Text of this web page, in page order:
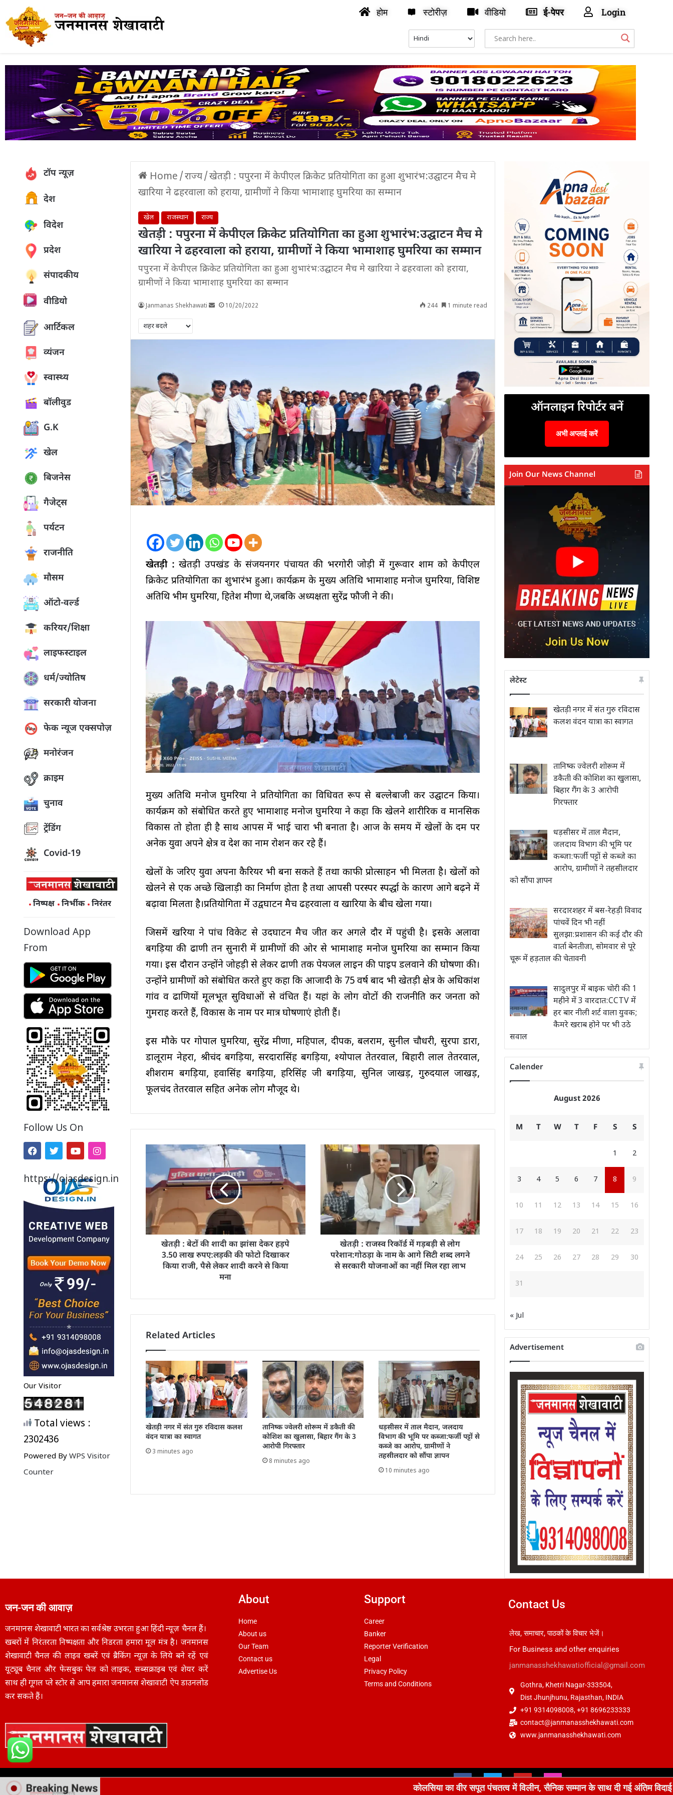
होम स्टोरीज़ वीडियो ई-पेपर Login
टॉप न्यूज़
देश
विदेश
प्रदेश
संपादकीय
वीडियो
आर्टिकल
व्यंजन
स्वास्थ्य
बॉलीवुड
G.K
खेल
बिजनेस
गैजेट्स
पर्यटन
राजनीति
मौसम
ऑटो-वर्ल्ड
करियर/शिक्षा
लाइफस्टाइल
धर्म/ज्योतिष
सरकारी योजना
फेक न्यूज एक्सपोज़
मनोरंजन
क्राइम
चुनाव
ट्रेंडिंग
Covid-19
निष्पक्ष निर्भीक निरंतर
Download App
From
Follow Us On
https://ojasdesign.in
Our Visitor
Total views :
2302436
Powered By WPS Visitor
Counter
Home /राज्य/खेतड़ी : पपुरना में केपीएल क्रिकेट प्रतियोगिता का हुआ शुभारंभ:उद्घाटन मैच मे
खारिया ने ढहरवाला को हराया, ग्रामीणों ने किया भामाशाह घुमरिया का सम्मान
खेल राजस्थान राज्य
खेतड़ी : पपुरना में केपीएल क्रिकेट प्रतियोगिता का हुआ शुभारंभ:उद्घाटन मैच मे
खारिया ने ढहरवाला को हराया, ग्रामीणों ने किया भामाशाह घुमरिया का सम्मान
पपुरना में केपीएल क्रिकेट प्रतियोगिता का हुआ शुभारंभ:उद्घाटन मैच मे खारिया ने ढहरवाला को हराया,
ग्रामीणों ने किया भामाशाह घुमरिया का सम्मान
Janmanas Shekhawati 10/20/2022 244 1 minute read
खेतड़ी : खेतड़ी उपखंड के संजयनगर पंचायत की भरगोरी जोड़ी में गुरूवार शाम को केपीएल
क्रिकेट प्रतियोगिता का शुभारंभ हुआ। कार्यक्रम के मुख्य अतिथि भामाशाह मनोज घुमरिया, विशिष्ट
अतिथि भीम घुमरिया, हितेश मीणा थे,जबकि अध्यक्षता सुरेंद्र फौजी ने की।
मुख्य अतिथि मनोज घुमरिया ने प्रतियोगिता का विधिवत रूप से बल्लेबाजी कर उद्घाटन किया।
कार्यक्रम को संबोधित करते हुए भामाशाह मनोज घुमरिया ने कहा कि खेलने शारीरिक व मानसिक
विकास तो होता ही है साथ आपस में भाई चारा भी बनाता है। आज के समय में खेलों के दम पर
अनेक युवा अपने क्षेत्र व देश का नाम रोशन कर रहे हैं।
खेलों के जरिए युवा अपना कैरियर भी बना सकते हैं तथा काफी प्रोत्साहन भी मिलता है। खेलों को
खेलने से एक अच्छे खिलाड़ी का निर्माण होता है तथा आपसी परस्पर स्पर्द्धा के कारण आगे बढ़ने में
बढ़ावा मिलता है।प्रतियोगिता में उद्वघाटन मैच ढहरवाला व खारिया के बीच खेला गया।
जिसमें खरिया ने पांच विकेट से उदघाटन मैच जीत कर अगले दौर में पहुंची है। इसके अलावा
बगड़िया की ढाणी तन सुनारी में ग्रामीणों की ओर से भामाशाह मनोज घुमरिया का सम्मान किया
गया। इस दौरान उन्होंने जोहड़ी से लेकर ढाणी तक पेयजल लाइन की पाइप डलवाने की घोषणा की।
उन्होंने ग्रामीणों को संबोधित करते हुए कहा कि आजादी के 75 वर्ष बाद भी खेतड़ी क्षेत्र के अधिकांश
गांव व ढाणियों मूलभूत सुविधाओं से वंचित हैं। यहां के लोग वोटों की राजनीति कर जनता को
गुमराह करते हैं, विकास के नाम पर मात्र घोषणाएं होती हैं।
इस मौके पर गोपाल घुमरिया, सुरेंद्र मीणा, महिपाल, दीपक, बलराम, सुनील चौधरी, सुरपा डारा,
डालूराम नेहरा, श्रीचंद बगड़िया, सरदारासिंह बगड़िया, श्योपाल तेतरवाल, बिहारी लाल तेतरवाल,
शीशराम बगड़िया, हवासिंह बगड़िया, हरिसिंह जी बगड़िया, सुनिल जाखड़, गुरुदयाल जाखड़,
फूलचंद तेतरवाल सहित अनेक लोग मौजूद थे।
खेतड़ी : बेटों की शादी का झांसा देकर हड़पे
3.50 लाख रुपए:लड़की की फोटो दिखाकर
किया राजी, पैसे लेकर शादी करने से किया
मना
खेतड़ी : राजस्व रिकॉर्ड में गड़बड़ी से लोग
परेशान:गोठड़ा के नाम के आगे सिटी शब्द लगने
से सरकारी योजनाओं का नहीं मिल रहा लाभ
Related Articles
खेतड़ी नगर में संत गुरु रविदास कलश
वंदन यात्रा का स्वागत
3 minutes ago
तानिष्क ज्वेलरी शोरूम में डकैती की
कोशिश का खुलासा, बिहार गैंग के 3
आरोपी गिरफ्तार
8 minutes ago
धड़सीसर में ताल मैदान, जलदाय
विभाग की भूमि पर कब्जा:फर्जी पट्टों से
कब्जे का आरोप, ग्रामीणों ने
तहसीलदार को सौंपा ज्ञापन
10 minutes ago
ऑनलाइन रिपोर्टर बनें
अभी अप्लाई करें
Join Our News Channel
लेटेस्ट
खेतड़ी नगर में संत गुरु रविदास
कलश वंदन यात्रा का स्वागत
तानिष्क ज्वेलरी शोरूम में
डकैती की कोशिश का खुलासा,
बिहार गैंग के 3 आरोपी
गिरफ्तार
धड़सीसर में ताल मैदान,
जलदाय विभाग की भूमि पर
कब्जा:फर्जी पट्टों से कब्जे का
आरोप, ग्रामीणों ने तहसीलदार
को सौंपा ज्ञापन
सरदारशहर में बस-रेहड़ी विवाद
पांचवें दिन भी नहीं
सुलझा:प्रशासन की कई दौर की
वार्ता बेनतीजा, सोमवार से पूरे
चूरू में हड़ताल की चेतावनी
सादुलपुर में बाइक चोरी की 1
महीने में 3 वारदात:CCTV में
हर बार नीली शर्ट वाला युवक;
कैमरे खराब होने पर भी उठे
सवाल
Calender
August 2026
M T W T F S S
1 2
3 4 5 6 7 8 9
10 11 12 13 14 15 16
17 18 19 20 21 22 23
24 25 26 27 28 29 30
31
« Jul
Advertisement
जन-जन की आवाज़
जनमानस शेखावाटी भारत का सर्वश्रेष्ठ उभरता हुआ हिंदी न्यूज़ चैनल हैं।
खबरों में निरंतरता निष्पक्षता और निडरता हमारा मूल मंत्र है। जनमानस
शेखावाटी चैनल की लाइव खबरें एवं ब्रैकिंग न्यूज़ के लिये बने रहें एवं
यूट्यूब चैनल और फेसबुक पेज को लाइक, सब्सक्राइब एवं शेयर करें
साथ ही गूगल प्ले स्टोर से आप हमारा जनमानस शेखावाटी ऐप डाउनलोड
कर सकते हैं।
About
Home
About us
Our Team
Contact us
Advertise Us
Support
Career
Banker
Reporter Verification
Legal
Privacy Policy
Terms and Conditions
Contact Us
लेख, समाचार, पाठकों के विचार भेजें।
For Business and other enquiries
janmanasshekhawatiofficial@gmail.com
Gothra, Khetri Nagar-333504,
Dist Jhunjhunu, Rajasthan, INDIA
+91 9314098008, +91 8696233333
contact@janmanasshekhawati.com
www.janmanasshekhawati.com
Copyright © 2025janmanasshekhawati.com कोलसिया का वीर सपूत पंचतत्व में विलीन, सैनिक सम्मान के साथ दी गई अंतिम विदाई